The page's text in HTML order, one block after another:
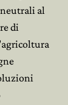
al
di